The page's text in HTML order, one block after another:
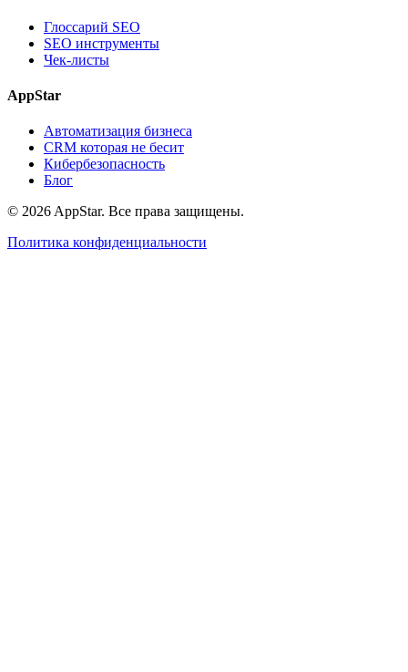
Глоссарий SEO
SEO инструменты
Чек-листы
AppStar
Автоматизация бизнеса
CRM которая не бесит
Кибербезопасность
Блог
© 2026 AppStar. Все права защищены.
Политика конфиденциальности